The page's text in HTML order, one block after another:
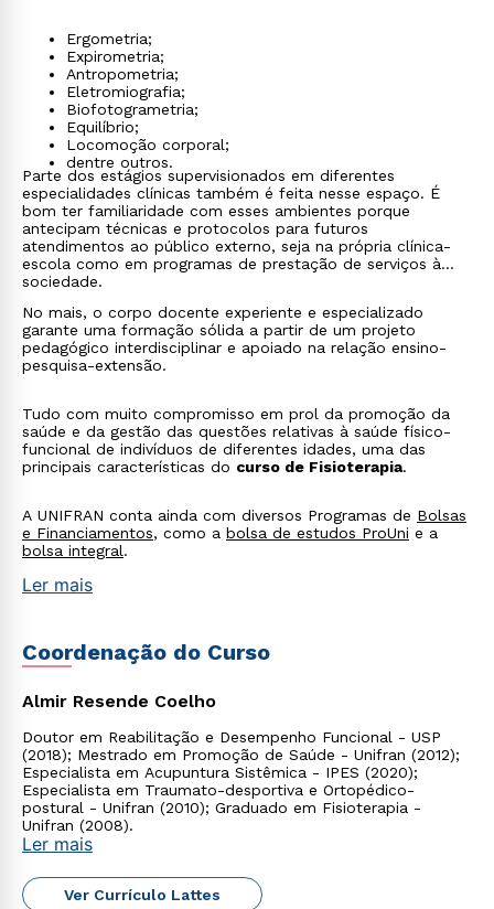
Ergometria;
Expirometria;
Antropometria;
Eletromiografia;
Biofotogrametria;
Equilíbrio;
Locomoção corporal;
dentre outros.
Parte dos estágios supervisionados em diferentes
especialidades clínicas também é feita nesse espaço. É
bom ter familiaridade com esses ambientes porque
antecipam técnicas e protocolos para futuros
atendimentos ao público externo, seja na própria clínica-
escola como em programas de prestação de serviços à
sociedade.
No mais, o corpo docente experiente e especializado
garante uma formação sólida a partir de um projeto
pedagógico interdisciplinar e apoiado na relação ensino-
pesquisa-extensão.
Tudo com muito compromisso em prol da promoção da
saúde e da gestão das questões relativas à saúde físico-
funcional de indivíduos de diferentes idades, uma das
principais características do curso de Fisioterapia.
A UNIFRAN conta ainda com diversos Programas de Bolsas
e Financiamentos, como a bolsa de estudos ProUni e a
bolsa integral.
Ler mais
Coordenação do Curso
Almir Resende Coelho
Doutor em Reabilitação e Desempenho Funcional - USP
(2018); Mestrado em Promoção de Saúde - Unifran (2012);
Especialista em Acupuntura Sistêmica - IPES (2020);
Especialista em Traumato-desportiva e Ortopédico-
postural - Unifran (2010); Graduado em Fisioterapia -
Unifran (2008).
Ler mais
Ver Currículo Lattes